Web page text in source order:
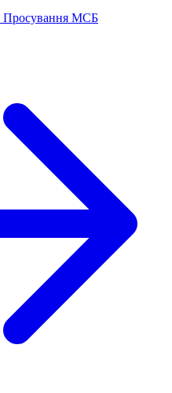
Просування МСБ